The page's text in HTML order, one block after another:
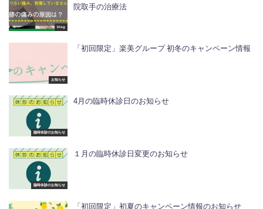
blog
院取手の治療法
お知らせ
「初回限定」楽美グループ 初冬のキャンペーン情報
臨時休診のお知らせ
4月の臨時休診日のお知らせ
臨時休診のお知らせ
１月の臨時休診日変更のお知らせ
「初回限定」初夏のキャンペーン情報のお知らせ